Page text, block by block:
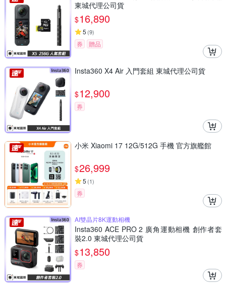
東城代理公司貨
$16,890
5 (9)
券 贈品
Insta360 X4 Air 入門套組 東城代理公司貨
$12,900
券
小米 Xiaomi 17 12G/512G 手機 官方旗艦館
$26,999
5 (1)
券
AI雙晶片8K運動相機
Insta360 ACE PRO 2 廣角運動相機 創作者套
裝2.0 東城代理公司貨
$13,850
券